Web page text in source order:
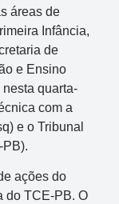
áreas de
Infância,
de
e Ensino
quarta-
com a
e o Tribunal
ações do
do TCE-PB. O